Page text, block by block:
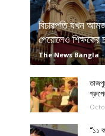
বিচারপতি যখন
পেরোলেও শিক্ষকের
The News Bangla -
“১১